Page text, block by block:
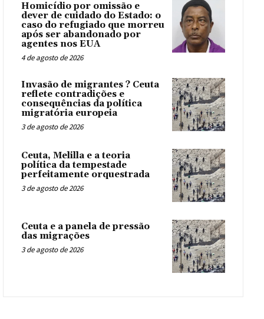
Homicídio por omissão e
dever de cuidado do Estado: o
caso do refugiado que morreu
após ser abandonado por
agentes nos EUA
4 de agosto de 2026
Invasão de migrantes ? Ceuta
reflete contradições e
consequências da política
migratória europeia
3 de agosto de 2026
Ceuta, Melilla e a teoria
política da tempestade
perfeitamente orquestrada
3 de agosto de 2026
Ceuta e a panela de pressão
das migrações
3 de agosto de 2026